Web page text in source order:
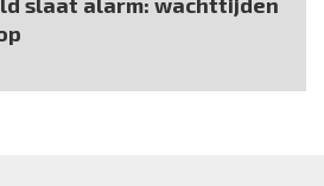
slaat alarm: wachttijden